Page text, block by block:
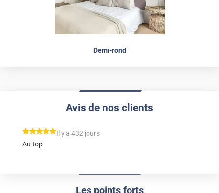
Demi-rond
Les points forts
Avis de nos clients
*****
Il y a 432 jours
Au top